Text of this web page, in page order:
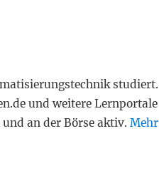
studiert.
und weitere Lernportale
an der Börse aktiv. Mehr